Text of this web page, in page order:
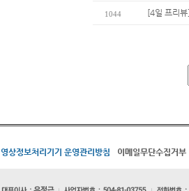
1044 [4일 프리
영상정보처리기기 운영관리방침 이메일무단수집거부